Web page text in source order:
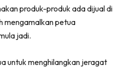
produk-produk ada dijual di
mengamalkan petua
jadi.
untuk menghilangkan jeragat